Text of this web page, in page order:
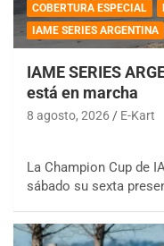
COBERTURA ESPECIAL
IAME SERIES ARGENTINA
IAME SERIES
está en marcha
8 agosto, 2026 E-Kart
La Champion Cup de
sábado su sexta